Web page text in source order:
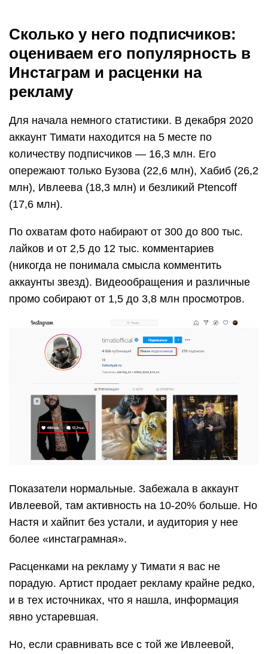
Сколько у него подписчиков:
оцениваем его популярность в
Инстаграм и расценки на
рекламу
Для начала немного статистики. В декабря 2020
аккаунт Тимати находится на 5 месте по
количеству подписчиков — 16,3 млн. Его
опережают только Бузова (22,6 млн), Хабиб (26,2
млн), Ивлеева (18,3 млн) и безликий Ptencoff
(17,6 млн).
По охватам фото набирают от 300 до 800 тыс.
лайков и от 2,5 до 12 тыс. комментариев
(никогда не понимала смысла комментить
аккаунты звезд). Видеообращения и различные
промо собирают от 1,5 до 3,8 млн просмотров.
Показатели нормальные. Забежала в аккаунт
Ивлеевой, там активность на 10-20% больше. Но
Настя и хайпит без устали, и аудитория у нее
более «инстаграмная».
Расценками на рекламу у Тимати я вас не
порадую. Артист продает рекламу крайне редко,
и в тех источниках, что я нашла, информация
явно устаревшая.
Но, если сравнивать все с той же Ивлеевой,